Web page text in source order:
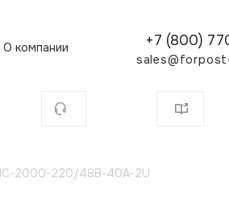
О компании +7 (800)
2000-220/48В-40А-2U